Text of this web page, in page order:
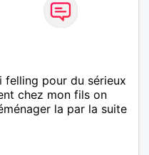
felling pour du sérieux
chez mon fils on
la par la suite